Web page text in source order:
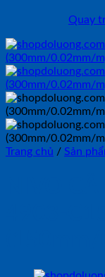
Quay
Trang chủ / Sản